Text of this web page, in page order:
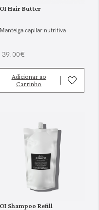
OI Hair Butter
Manteiga capilar nutritiva
39.00€
Adicionar ao
Carrinho
OI Shampoo Refill